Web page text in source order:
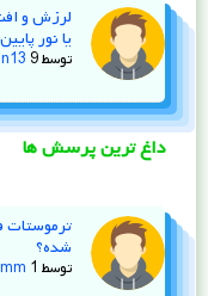
لرزش و
یا نور پایین
توسط9 ماه پیش
داغ ترین پرسش ها
ترموستات
شده؟
توسط 1 سال پیش